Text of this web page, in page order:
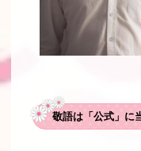
敬語は「公式」に